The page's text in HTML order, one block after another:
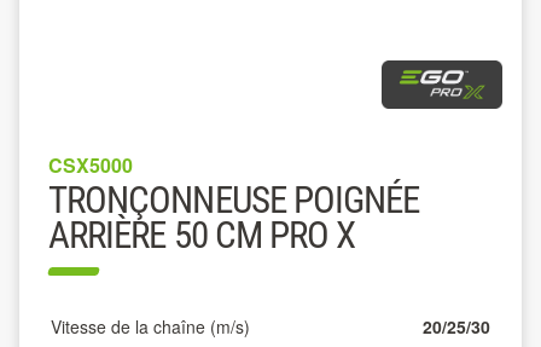
CSX5000
TRONÇONNEUSE POIGNÉE
ARRIÈRE 50 CM PRO X
Vitesse de la chaîne (m/s) 20/25/30